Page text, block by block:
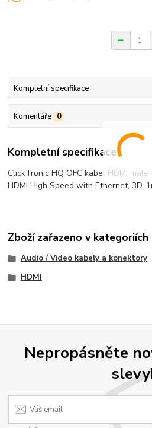
Kompletní specifikace
Komentáře 0
Kompletní specifikace
ClickTronic HQ OFC kabel HDMI
HDMI High Speed with Ethernet, 3D,
Zboží zařazeno v kategoriích
Audio / Video kabely a konektory
HDMI
Nepropásněte